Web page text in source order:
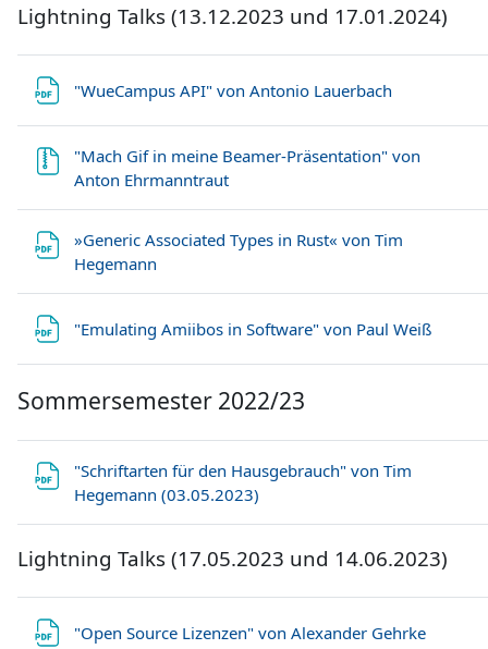
Lightning Talks (13.12.2023 und 17.01.2024)
"WueCampus API" von Antonio Lauerbach
"Mach Gif in meine Beamer-Präsentation" von
Anton Ehrmanntraut
»Generic Associated Types in Rust« von Tim
Hegemann
"Emulating Amiibos in Software" von Paul Weiß
Sommersemester 2022/23
"Schriftarten für den Hausgebrauch" von Tim
Hegemann (03.05.2023)
Lightning Talks (17.05.2023 und 14.06.2023)
"Open Source Lizenzen" von Alexander Gehrke